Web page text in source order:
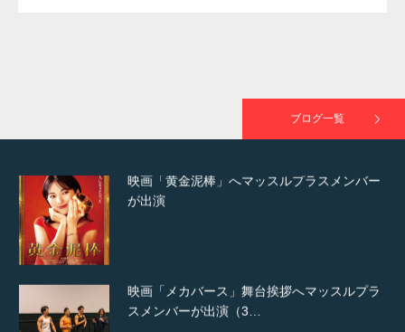
ブログ一覧
映画「メカバース」舞台挨拶へマッスルプラ
スメンバーが出演（3…
【TV】NHK BS「COOL JAPAN 」にてマッス
ルプ…